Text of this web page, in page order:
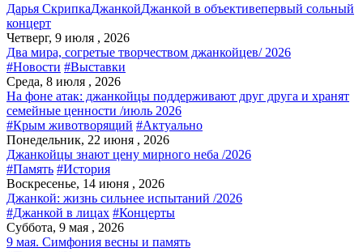
Дарья СкрипкаДжанкойДжанкой в объективепервый сольный
концерт
Четверг, 9 июля , 2026
Два мира, согретые творчеством джанкойцев/ 2026
#Новости #Выставки
Среда, 8 июля , 2026
На фоне атак: джанкойцы поддерживают друг друга и хранят
семейные ценности /июль 2026
#Крым животворящий #Актуально
Понедельник, 22 июня , 2026
Джанкойцы знают цену мирного неба /2026
#Память #История
Воскресенье, 14 июня , 2026
Джанкой: жизнь сильнее испытаний /2026
#Джанкой в лицах #Концерты
Суббота, 9 мая , 2026
9 мая. Симфония весны и память